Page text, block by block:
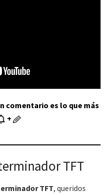
comentario es lo que más
+
TFT
TFT, queridos